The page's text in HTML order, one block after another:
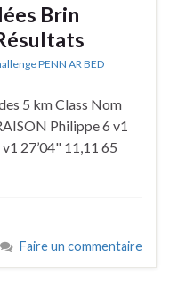
Brin
PENN AR BED
5 km Class Nom
Philippe 6 v1
27’04" 11,11 65
Faire un commentaire